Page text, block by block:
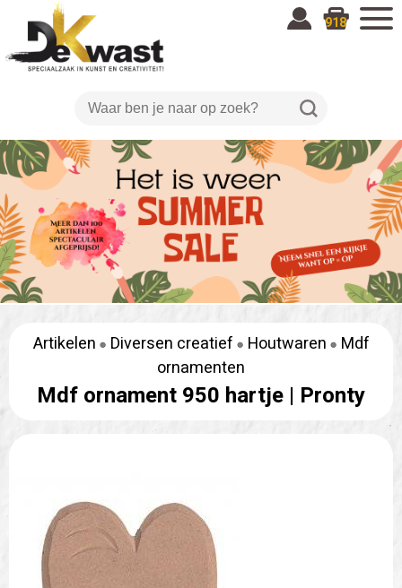
918
Artikelen Diversen creatief Houtwaren
Mdf
ornamenten
Mdf ornament 950 hartje | Pronty